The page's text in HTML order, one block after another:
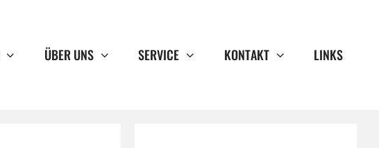
ÜBER UNS SERVICE KONTAKT LINKS